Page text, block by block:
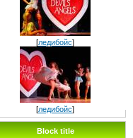
[ледибойс]
[ледибойс]
Block title